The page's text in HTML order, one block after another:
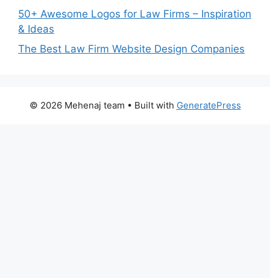
50+ Awesome Logos for Law Firms – Inspiration
& Ideas
The Best Law Firm Website Design Companies
© 2026 Mehenaj team • Built with GeneratePress